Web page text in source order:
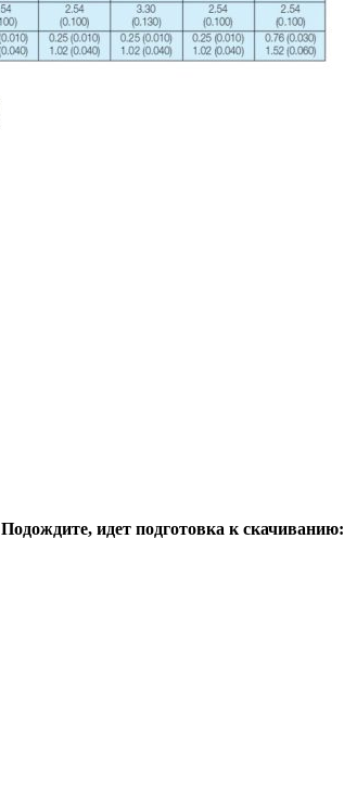
Подождите, идет подготовка к скачиванию: